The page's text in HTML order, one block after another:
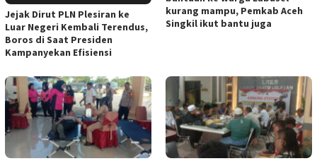
Jejak Dirut PLN Plesiran ke
Luar Negeri Kembali Terendus,
Boros di Saat Presiden
Kampanyekan Efisiensi
kurang mampu, Pemkab Aceh
Singkil ikut bantu juga